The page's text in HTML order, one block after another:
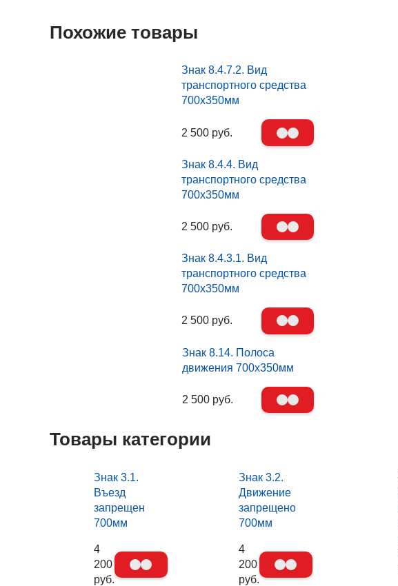
Похожие товары
Знак 8.4.7.2. Вид
транспортного средства
700х350мм
2 500 руб.
Знак 8.4.4. Вид
транспортного средства
700х350мм
2 500 руб.
Знак 8.4.3.1. Вид
транспортного средства
700х350мм
2 500 руб.
Знак 8.14. Полоса
движения 700х350мм
2 500 руб.
Товары категории
Знак 3.1.
Въезд
запрещен
700мм
4
200
руб.
Знак 3.2.
Движение
запрещено
700мм
4
200
руб.